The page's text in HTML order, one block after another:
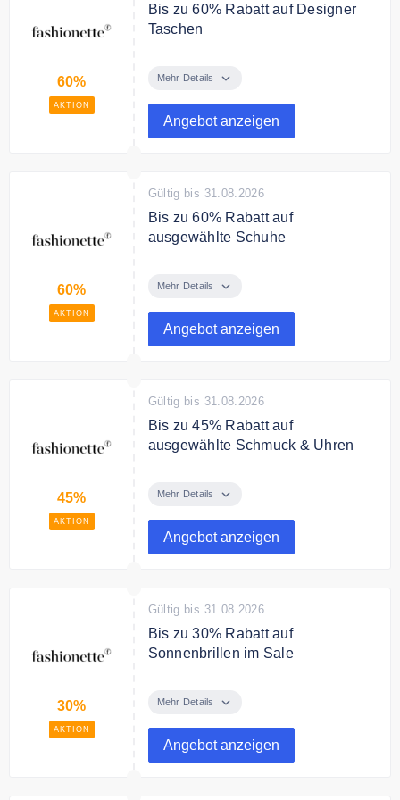
60%
AKTION
Bis zu 60% Rabatt auf Designer
Taschen
ausgewählte Designer
Mehr Details
Angebot anzeigen
60%
AKTION
Gültig bis 31.08.2026
Bis zu 60% Rabatt auf
ausgewählte Schuhe
ausgewählte Schuhe bei
Mehr Details
Angebot anzeigen
45%
AKTION
Gültig bis 31.08.2026
Bis zu 45% Rabatt auf
ausgewählte Schmuck & Uhren
ausgewählte Schmuck & Uhren.
Mehr Details
Angebot anzeigen
30%
AKTION
Gültig bis 31.08.2026
Bis zu 30% Rabatt auf
Sonnenbrillen im Sale
ausgewählte Sonnenbrillen im
Mehr Details
Angebot anzeigen